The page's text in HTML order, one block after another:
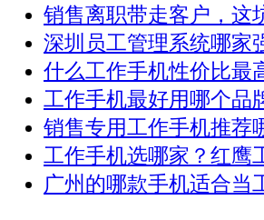
销售离职带走客户，这
深圳员工管理系统哪家
什么工作手机性价比最
工作手机最好用哪个品
销售专用工作手机推荐
工作手机选哪家？红鹰
广州的哪款手机适合当